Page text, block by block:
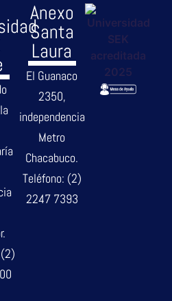
Anexo
Santa
Laura
El Guanaco
2350,
independencia
Metro
Chacabuco.
Teléfono: (2)
2247 7393